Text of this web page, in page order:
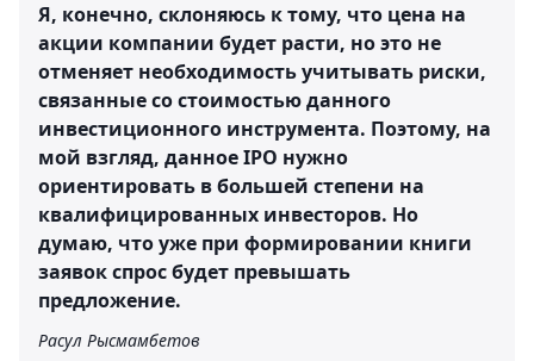
Я, конечно, склоняюсь к тому, что цена на
акции компании будет расти, но это не
отменяет необходимость учитывать риски,
связанные со стоимостью данного
инвестиционного инструмента. Поэтому, на
мой взгляд, данное IPO нужно
ориентировать в большей степени на
квалифицированных инвесторов. Но
думаю, что уже при формировании книги
заявок спрос будет превышать
предложение.
Расул Рысмамбетов